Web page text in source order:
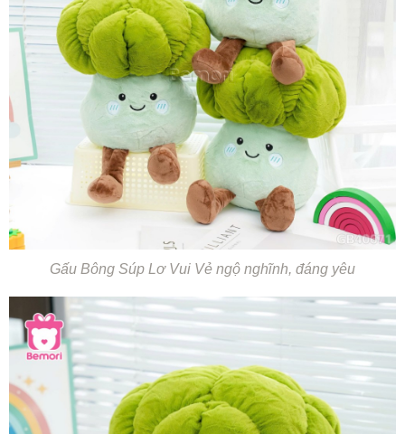
Gấu Bông Súp Lơ Vui Vẻ ngộ nghĩnh, đáng yêu